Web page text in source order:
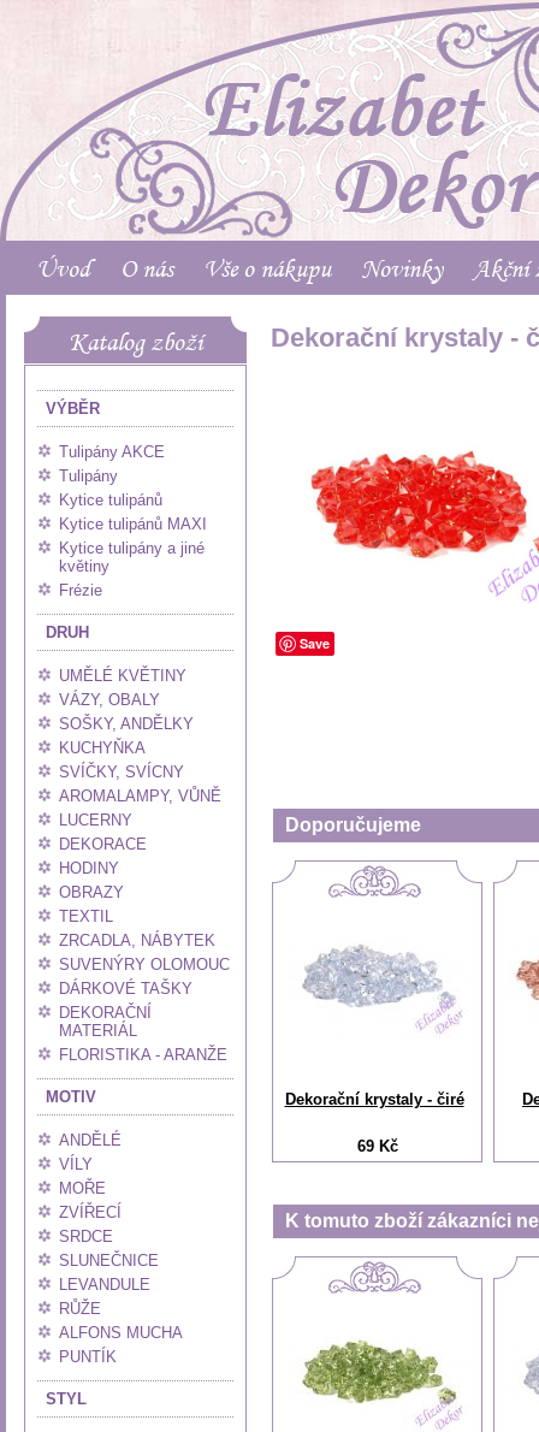
Úvod O nás Vše o nákupu Novinky Akční
Katalog zboží
VÝBĚR
Tulipány AKCE
Tulipány
Kytice tulipánů
Kytice tulipánů MAXI
Kytice tulipány a jiné
květiny
Frézie
DRUH
UMĚLÉ KVĚTINY
VÁZY, OBALY
SOŠKY, ANDĚLKY
KUCHYŇKA
SVÍČKY, SVÍCNY
AROMALAMPY, VŮNĚ
LUCERNY
DEKORACE
HODINY
OBRAZY
TEXTIL
ZRCADLA, NÁBYTEK
SUVENÝRY OLOMOUC
DÁRKOVÉ TAŠKY
DEKORAČNÍ
MATERIÁL
FLORISTIKA - ARANŽE
MOTIV
ANDĚLÉ
VÍLY
MOŘE
ZVÍŘECÍ
SRDCE
SLUNEČNICE
LEVANDULE
RŮŽE
ALFONS MUCHA
PUNTÍK
STYL
Dekorační krystaly -
Save
Doporučujeme
Dekorační krystaly - čiré
69 Kč
K tomuto zboží zákazníci